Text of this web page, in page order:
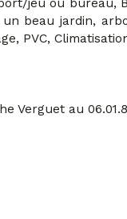
jeu ou
beau jardin,
PVC,
Verguet au